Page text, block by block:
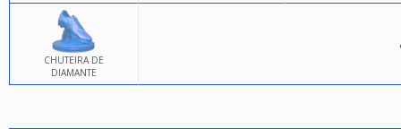
CHUTEIRA DE
DIAMANTE